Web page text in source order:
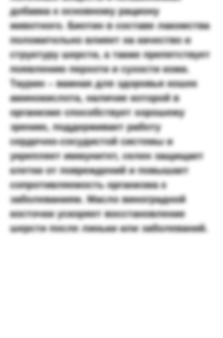
добавка к основному рациону
животного. Биотин в составе лакомства
положительно влияет на качество и
структуру шерсти, а также препятствует
появлению перхоти и сухости кожи.
Таурин – важная для здоровья кошек
аминокислота, наличие которой в
организме способствует хорошему
зрению, поддерживает работу
сердечно-сосудистой системы и
укрепляет иммунитет, селен защищает
клетки от повреждений и повышает
сопротивляемость организма к
заболеваниям. Масло виноградной
косточки ускоряет восстановление
шерсти после линьки или заболеваний.